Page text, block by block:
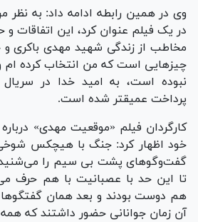
وی در همین رابطه ادامه داد: به نظر
در یک فیلم عنوان کرد، این اتفاقات
مخاطب از زندگی شهید مهدی باکری و
چیزهایی است که من انتخاب کرده ام
نبوده است، به امید خدا در
پرداخت عمیقتر شده است.
کارگردان فیلم «موقعیت مهدی»
خود اظهار کرد: جنگ با هیچکس شوخی
گفت‌وگوهای پشت بی سیم را
تا این حد با عصبانیت با هم حرف
هم دوست بودند و بعد همان گفتگوها
آن زمان جوانانی حضور داشتند که